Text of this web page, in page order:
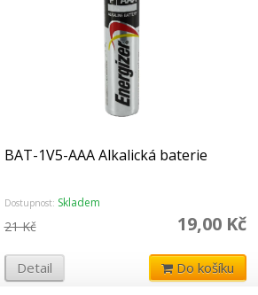
BAT-1V5-AAA Alkalická baterie
Dostupnost: Skladem
19,00 Kč
21 Kč
Detail Do košíku